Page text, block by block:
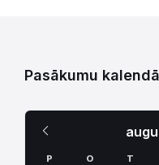
Pasākumu
Mēnesis
P O T